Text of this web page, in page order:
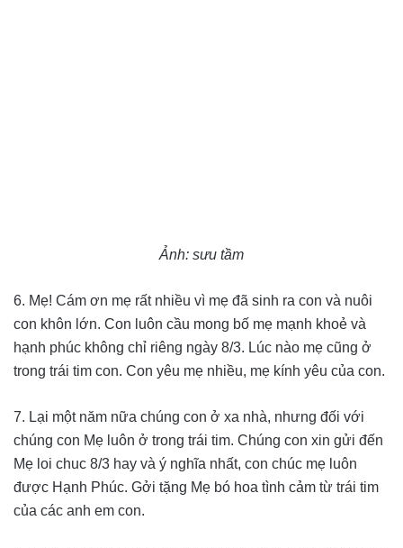
Ảnh: sưu tầm
6. Mẹ! Cám ơn mẹ rất nhiều vì mẹ đã sinh ra con và nuôi
con khôn lớn. Con luôn cầu mong bố mẹ mạnh khoẻ và
hạnh phúc không chỉ riêng ngày 8/3. Lúc nào mẹ cũng ở
trong trái tim con. Con yêu mẹ nhiều, mẹ kính yêu của con.
7. Lại một năm nữa chúng con ở xa nhà, nhưng đối với
chúng con Mẹ luôn ở trong trái tim. Chúng con xin gửi đến
Mẹ loi chuc 8/3 hay và ý nghĩa nhất, con chúc mẹ luôn
được Hạnh Phúc. Gởi tặng Mẹ bó hoa tình cảm từ trái tim
của các anh em con.